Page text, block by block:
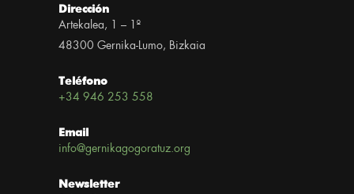
Dirección
Artekalea, 1 – 1º
48300 Gernika-Lumo, Bizkaia
Teléfono
+34 946 253 558
Email
info@gernikagogoratuz.org
Newsletter